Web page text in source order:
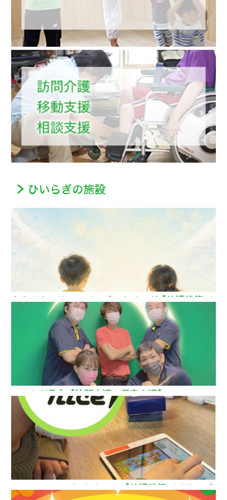
ああるまつりかレインボーウイング【放課後等デ
イサービス】
ひいらぎ足立【訪問介護・居宅介護】
How nice（ハウ ナイス）!【放課後等デイサービ